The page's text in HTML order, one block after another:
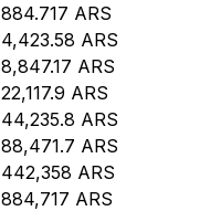
884.717 ARS
4,423.58 ARS
8,847.17 ARS
22,117.9 ARS
44,235.8 ARS
88,471.7 ARS
442,358 ARS
884,717 ARS